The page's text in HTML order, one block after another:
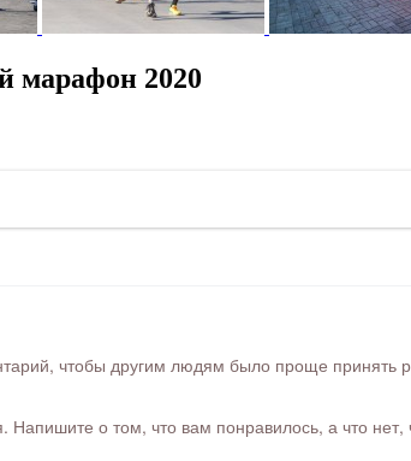
марафон 2020
чтобы другим людям было проще принять
о том, что вам понравилось, а что